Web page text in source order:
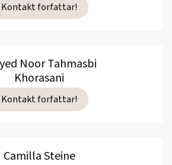
Noveller, 2001)
og det store spranget
åra(Samlaget, Noveller,
Kontakt forfattar!
Noor Tahmasbi
Khorasani
Kontakt forfattar!
Camilla Steine